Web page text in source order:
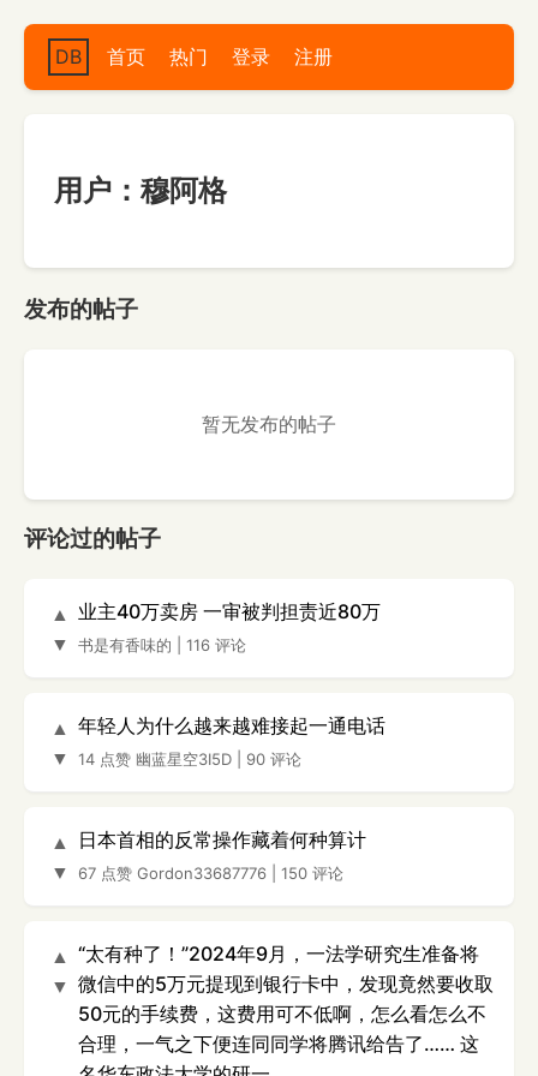
DB 首页 热门 登录 注册
用户：穆阿格
发布的帖子
暂无发布的帖子
评论过的帖子
▲
▼
业主40万卖房 一审被判担责近80万
书是有香味的 116 评论
▲
▼
年轻人为什么越来越难接起一通电话
14 点赞 幽蓝星空3I5D 90 评论
▲
▼
日本首相的反常操作藏着何种算计
67 点赞 Gordon33687776 150 评论
▲
▼
“太有种了！”2024年9月，一法学研究生准备将
微信中的5万元提现到银行卡中，发现竟然要收取
50元的手续费，这费用可不低啊，怎么看怎么不
合理，一气之下便连同同学将腾讯给告了…… 这